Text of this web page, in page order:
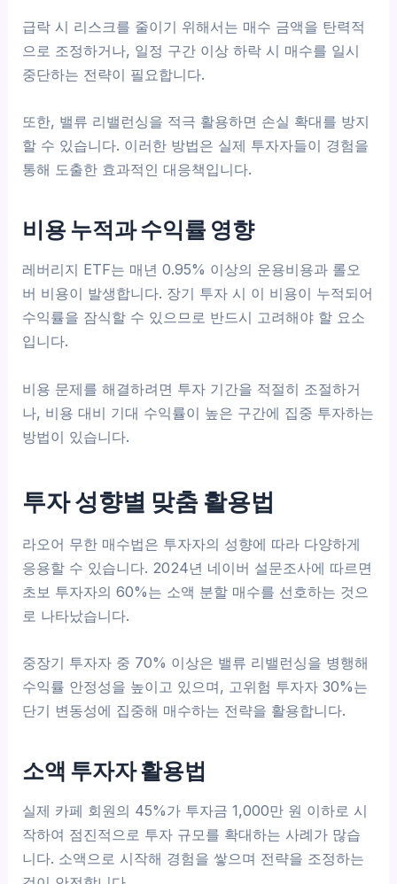
급락 시 리스크를 줄이기 위해서는 매수 금액을 탄력적
으로 조정하거나, 일정 구간 이상 하락 시 매수를 일시
중단하는 전략이 필요합니다.
또한, 밸류 리밸런싱을 적극 활용하면 손실 확대를 방지
할 수 있습니다. 이러한 방법은 실제 투자자들이 경험을
통해 도출한 효과적인 대응책입니다.
비용 누적과 수익률 영향
레버리지 ETF는 매년 0.95% 이상의 운용비용과 롤오
버 비용이 발생합니다. 장기 투자 시 이 비용이 누적되어
수익률을 잠식할 수 있으므로 반드시 고려해야 할 요소
입니다.
비용 문제를 해결하려면 투자 기간을 적절히 조절하거
나, 비용 대비 기대 수익률이 높은 구간에 집중 투자하는
방법이 있습니다.
투자 성향별 맞춤 활용법
라오어 무한 매수법은 투자자의 성향에 따라 다양하게
응용할 수 있습니다. 2024년 네이버 설문조사에 따르면
초보 투자자의 60%는 소액 분할 매수를 선호하는 것으
로 나타났습니다.
중장기 투자자 중 70% 이상은 밸류 리밸런싱을 병행해
수익률 안정성을 높이고 있으며, 고위험 투자자 30%는
단기 변동성에 집중해 매수하는 전략을 활용합니다.
소액 투자자 활용법
실제 카페 회원의 45%가 투자금 1,000만 원 이하로 시
작하여 점진적으로 투자 규모를 확대하는 사례가 많습
니다. 소액으로 시작해 경험을 쌓으며 전략을 조정하는